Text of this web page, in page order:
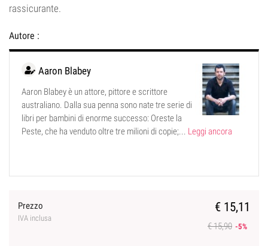
rassicurante.
Autore :
Aaron Blabey
Aaron Blabey è un attore, pittore e scrittore
australiano. Dalla sua penna sono nate tre serie di
libri per bambini di enorme successo: Oreste la
Peste, che ha venduto oltre tre milioni di copie;... Leggi ancora
Prezzo
IVA inclusa
€ 15,11
€ 15,90 -5%